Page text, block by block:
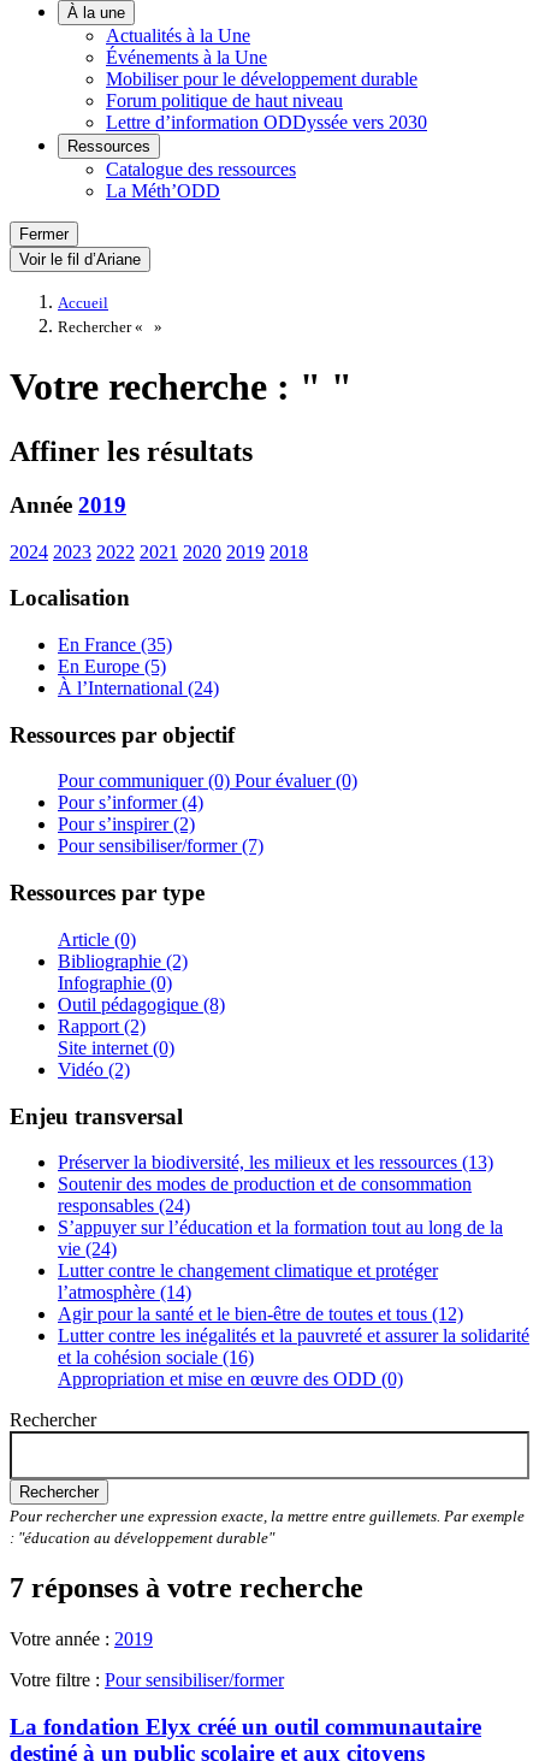
À la une
Actualités à la Une
Événements à la Une
Mobiliser pour le développement durable
Forum politique de haut niveau
Lettre d’information ODDyssée vers 2030
Ressources
Catalogue des ressources
La Méth’ODD
Fermer
Voir le fil d’Ariane
Accueil
Rechercher «
»
Votre recherche : " "
Affiner les résultats
Année 2019
2024 2023 2022 2021 2020 2019 2018
Localisation
En France (35)
En Europe (5)
À l’International (24)
Ressources par objectif
Pour communiquer (0) Pour évaluer (0)
Pour s’informer (4)
Pour s’inspirer (2)
Pour sensibiliser/former (7)
Ressources par type
Article (0)
Bibliographie (2)
Infographie (0)
Outil pédagogique (8)
Rapport (2)
Site internet (0)
Vidéo (2)
Enjeu transversal
Préserver la biodiversité, les milieux et les ressources (13)
Soutenir des modes de production et de consommation
responsables (24)
S’appuyer sur l’éducation et la formation tout au long de la
vie (24)
Lutter contre le changement climatique et protéger
l’atmosphère (14)
Agir pour la santé et le bien-être de toutes et tous (12)
Lutter contre les inégalités et la pauvreté et assurer la solidarité
et la cohésion sociale (16)
Appropriation et mise en œuvre des ODD (0)
Rechercher
Rechercher
Pour rechercher une expression exacte, la mettre entre guillemets. Par exemple
: "éducation au développement durable"
7 réponses à votre recherche
Votre année : 2019
Votre filtre : Pour sensibiliser/former
La fondation Elyx créé un outil communautaire
destiné à un public scolaire et aux citoyens